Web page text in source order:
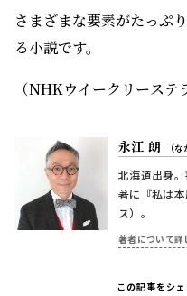
さまざまな要素がたっぷ
る小説です。
（NHKウイークリース
永江 朗 （
北海道出身
著に『私は
ス）。
著者について詳
この記事をシ